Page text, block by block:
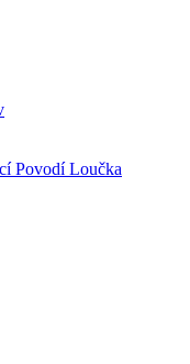
Povodí Loučka